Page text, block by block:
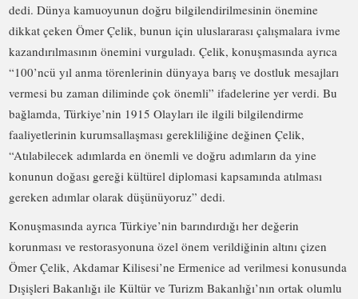
dedi. Dünya kamuoyunun doğru bilgilendirilmesinin önemine
dikkat çeken Ömer Çelik, bunun için uluslararası çalışmalara ivme
kazandırılmasının önemini vurguladı. Çelik, konuşmasında ayrıca
“100’ncü yıl anma törenlerinin dünyaya barış ve dostluk mesajları
vermesi bu zaman diliminde çok önemli” ifadelerine yer verdi. Bu
bağlamda, Türkiye’nin 1915 Olayları ile ilgili bilgilendirme
faaliyetlerinin kurumsallaşması gerekliliğine değinen Çelik,
“Atılabilecek adımlarda en önemli ve doğru adımların da yine
konunun doğası gereği kültürel diplomasi kapsamında atılması
gereken adımlar olarak düşünüyoruz” dedi.
Konuşmasında ayrıca Türkiye’nin barındırdığı her değerin
korunması ve restorasyonuna özel önem verildiğinin altını çizen
Ömer Çelik, Akdamar Kilisesi’ne Ermenice ad verilmesi konusunda
Dışişleri Bakanlığı ile Kültür ve Turizm Bakanlığı’nın ortak olumlu